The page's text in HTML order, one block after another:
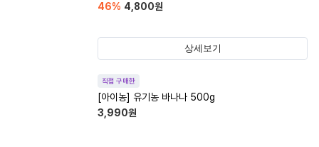
46% 4,800원
상세보기
직접 구매한
[아이농] 유기농 바나나 500g
3,990원